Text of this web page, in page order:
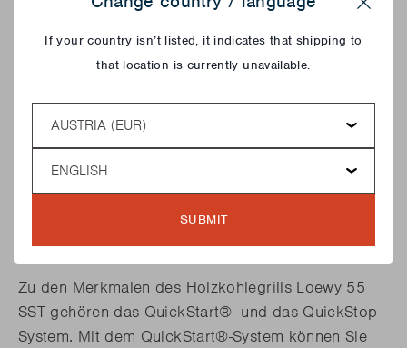
WIE FUNKTIONIERT DER
HOLZKOHLEGRILL LOEWY 55
SST?
Zu den Merkmalen des Holzkohlegrills Loewy 55
SST gehören das QuickStart®- und das QuickStop-
System. Mit dem QuickStart®-System können Sie
If your country isn’t listed, it indicates that shipping to
that location is currently unavailable.
Country
Language
SUBMIT